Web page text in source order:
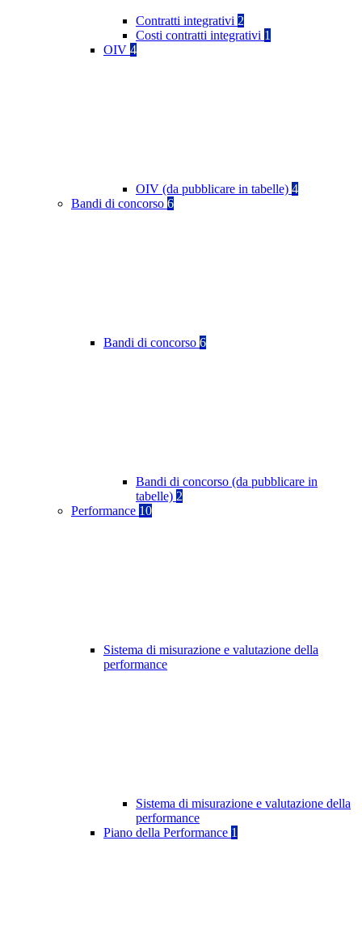
Contratti integrativi 2
Costi contratti integrativi 1
OIV 4
OIV (da pubblicare in tabelle) 4
Bandi di concorso 6
Bandi di concorso 6
Bandi di concorso (da pubblicare in
tabelle) 2
Performance 10
Sistema di misurazione e valutazione della
performance
Sistema di misurazione e valutazione della
performance
Piano della Performance 1